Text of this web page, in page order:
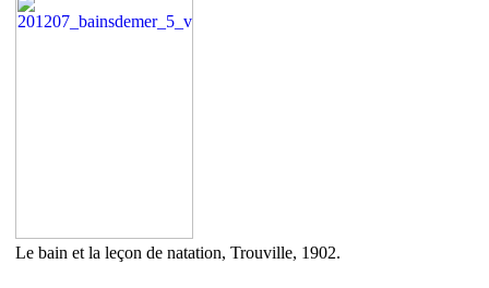
Le bain et la leçon de natation, Trouville, 1902.